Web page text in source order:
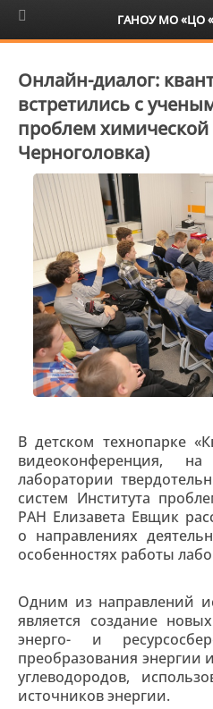
6+
Онлайн-диалог:
встретились с
проблем
Черноголовка)
В детском технопарке
видеоконференция,
лаборатории
систем Института
РАН Елизавета Евщик
о направлениях
особенностях работы
Одним из направлений
является создание
энерго- и
преобразования энергии
углеводородов,
источников энергии.
ГАНОУ МО «ЦО